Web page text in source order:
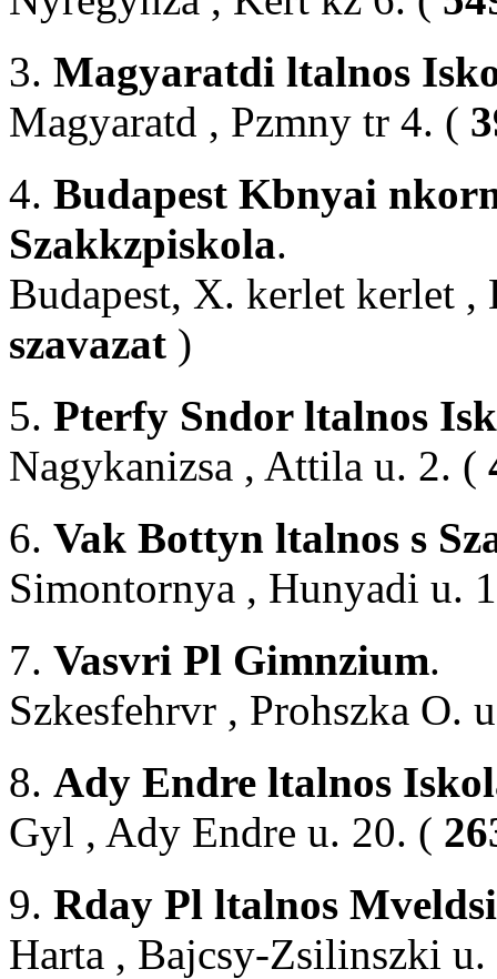
3. Magyaratdi ltalnos
Magyaratd , Pzmny tr 4. (
4. Budapest Kbnyai
Szakkzpiskola.
Budapest, X. kerlet kerlet
szavazat )
5. Pterfy Sndor ltalnos
Nagykanizsa , Attila u. 2. (
6. Vak Bottyn ltalnos s
Simontornya , Hunyadi u.
7. Vasvri Pl Gimnzium.
Szkesfehrvr , Prohszka O.
8. Ady Endre ltalnos
Gyl , Ady Endre u. 20. (
9. Rday Pl ltalnos
Harta , Bajcsy-Zsilinszki